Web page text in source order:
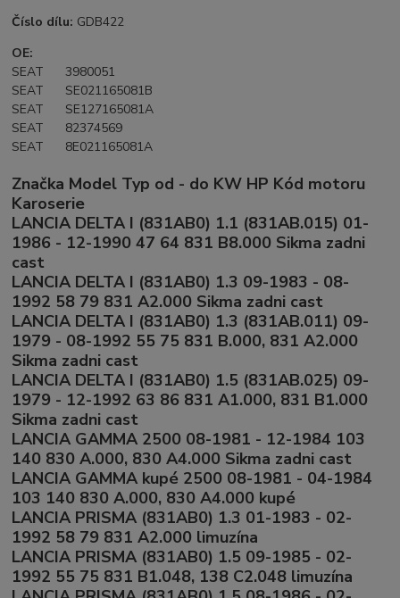
Číslo dílu: GDB422
OE:
SEAT 3980051
SEAT SE021165081B
SEAT SE127165081A
SEAT 82374569
SEAT 8E021165081A
Značka Model Typ od - do KW HP Kód motoru
Karoserie
LANCIA DELTA I (831AB0) 1.1 (831AB.015) 01-
1986 - 12-1990 47 64 831 B8.000 Sikma zadni
cast
LANCIA DELTA I (831AB0) 1.3 09-1983 - 08-
1992 58 79 831 A2.000 Sikma zadni cast
LANCIA DELTA I (831AB0) 1.3 (831AB.011) 09-
1979 - 08-1992 55 75 831 B.000, 831 A2.000
Sikma zadni cast
LANCIA DELTA I (831AB0) 1.5 (831AB.025) 09-
1979 - 12-1992 63 86 831 A1.000, 831 B1.000
Sikma zadni cast
LANCIA GAMMA 2500 08-1981 - 12-1984 103
140 830 A.000, 830 A4.000 Sikma zadni cast
LANCIA GAMMA kupé 2500 08-1981 - 04-1984
103 140 830 A.000, 830 A4.000 kupé
LANCIA PRISMA (831AB0) 1.3 01-1983 - 02-
1992 58 79 831 A2.000 limuzína
LANCIA PRISMA (831AB0) 1.5 09-1985 - 02-
1992 55 75 831 B1.048, 138 C2.048 limuzína